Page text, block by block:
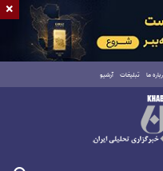
ما تبلیغات آرشیو
×